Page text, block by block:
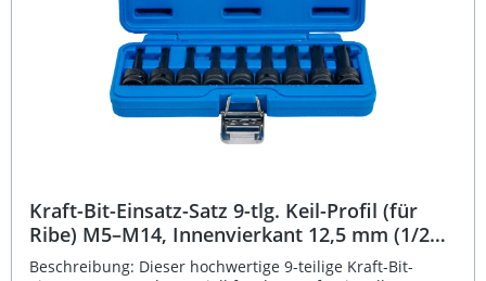
maximale Lebensdauer Geeignet für Hand- und
Schlagschrauberbetrieb Präzise gefertigte Bit-Einsätze für
Torx, Innensechskant und XZN Übersichtliche
Aufbewahrung im stabilen Kunststoffkoffer Eingeprägte
Größenangaben für schnelles Arbeiten Lieferumfang: 9x
Kraft-Bit-Einsatz Innensechskant (5–19 mm) 9x Kraft-Bit-
Einsatz Innenvielzahn (XZN M5–M18) 9x Kraft-Bit-Einsatz
Kraft-Bit-Einsatz-Satz 9-tlg. Keil-Profil (für
Ribe) M5–M14, Innenvierkant 12,5 mm (1/2
Zoll)
Beschreibung: Dieser hochwertige 9-teilige Kraft-Bit-